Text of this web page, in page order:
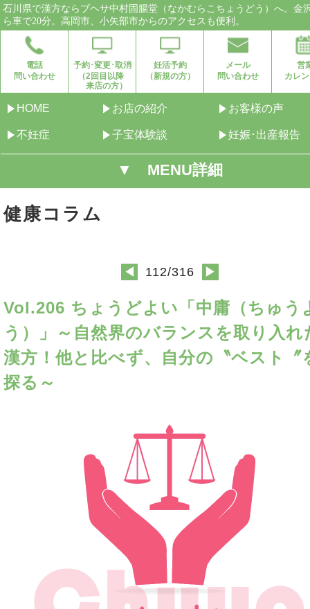
石川県で漢方ならブヘサ中村固腸堂（なかむらこちょうどう）へ。金
ら車で20分。高岡市、小矢部市からのアクセスも便利。
電話
問い合わせ
予約･変更･取消
（2回目以降
来店の方）
妊活予約
（新規の方）
メール
問い合わせ
営
カレ
HOME お店の紹介 お客様の声
不妊症 子宝体験談 妊娠･出産報告
▼ MENU詳細
健康コラム
◀ 112/316 ▶
Vol.206 ちょうどよい「中庸（ちゅう
う）」～自然界のバランスを取り入れ
漢方！他と比べず、自分の〝ベスト〞
探る～